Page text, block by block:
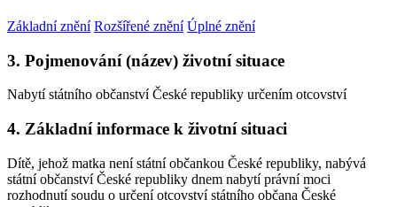
Základní znění Rozšířené znění Úplné znění
3. Pojmenování (název) životní situace
Nabytí státního občanství České republiky určením otcovství
4. Základní informace k životní situaci
Dítě, jehož matka není státní občankou České republiky, nabývá
státní občanství České republiky dnem nabytí právní moci
rozhodnutí soudu o určení otcovství státního občana České